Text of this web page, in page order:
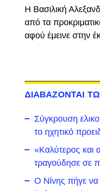
Η Βασιλική
από τα
αφού έμεινε στην
ΔΙΑΒΑΖΟΝΤΑΙ
Σύγκρουση
το ηχητικό
«Καλύτερος και
τραγούδησε σε
Ο Νίνης πήγε να